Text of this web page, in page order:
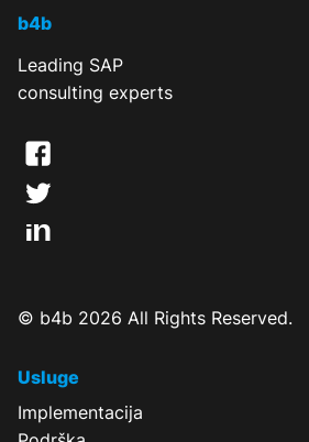
b4b
Leading SAP
consulting experts
© b4b 2026 All Rights Reserved.
Usluge
Implementacija